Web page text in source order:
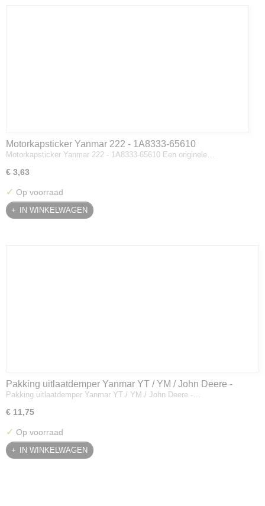
Motorkapsticker Yanmar 222 - 1A8333-65610
Motorkapsticker Yanmar 222 - 1A8333-65610 Een originele…
€ 3,63
✓ Op voorraad
IN WINKELWAGEN
Pakking uitlaatdemper Yanmar YT / YM / John Deere -
128300-13230
Pakking uitlaatdemper Yanmar YT / YM / John Deere -…
€ 11,75
✓ Op voorraad
IN WINKELWAGEN